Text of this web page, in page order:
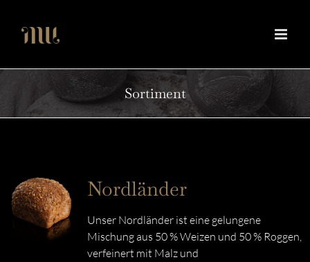
Inhalt
springen
Sortiment
Nordländer
Unser Nordländer ist eine gelungene
Mischung aus 50 % Weizen und 50 % Roggen,
verfeinert mit Malz und